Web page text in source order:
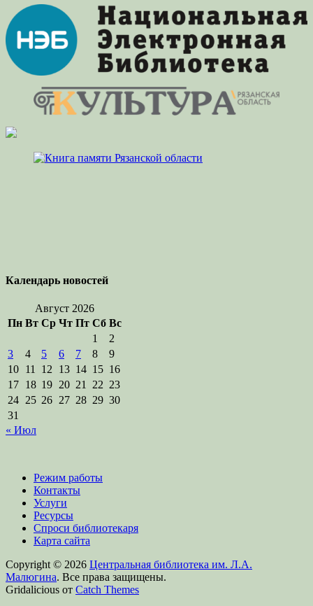
Календарь новостей
Август 2026
Пн Вт Ср Чт Пт Сб Вс
1
2
3
4 5 6 7 8
9
10 11 12 13 14 15 16
17 18 19 20 21 22 23
24 25 26 27 28 29 30
31
« Июл
Режим работы
Контакты
Услуги
Ресурсы
Спроси библиотекаря
Карта сайта
Copyright © 2026 Центральная библиотека им. Л.А.
Малюгина. Все права защищены.
Gridalicious от Catch Themes